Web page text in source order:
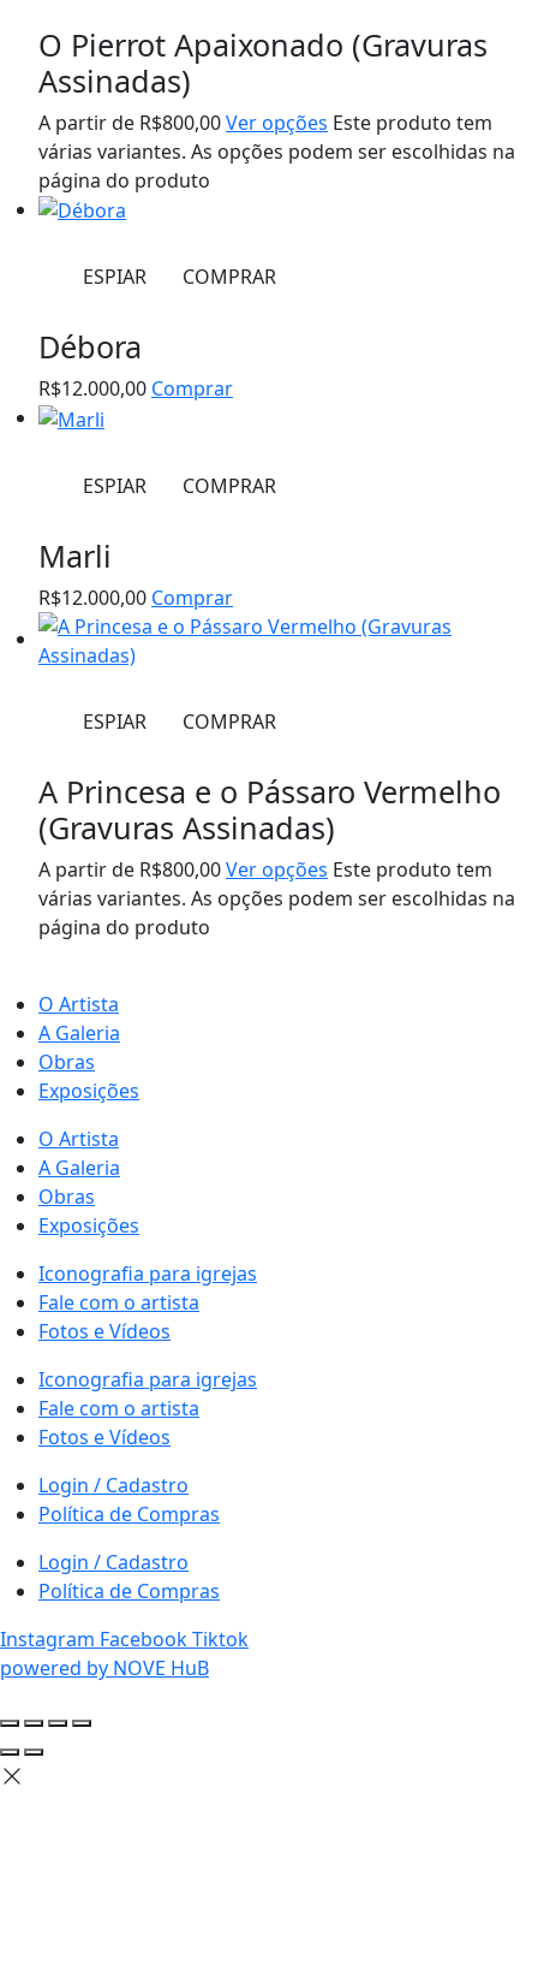
O Pierrot Apaixonado (Gravuras
Assinadas)
A partir de R$800,00Ver opções Este produto tem
várias variantes. As opções podem ser escolhidas na
página do produto
ESPIAR COMPRAR
Débora
R$12.000,00 Comprar
ESPIAR COMPRAR
Marli
R$12.000,00 Comprar
ESPIAR COMPRAR
A Princesa e o Pássaro Vermelho
(Gravuras Assinadas)
A partir de R$800,00Ver opções Este produto tem
várias variantes. As opções podem ser escolhidas na
página do produto
O Artista
A Galeria
Obras
Exposições
O Artista
A Galeria
Obras
Exposições
Iconografia para igrejas
Fale com o artista
Fotos e Vídeos
Iconografia para igrejas
Fale com o artista
Fotos e Vídeos
Login / Cadastro
Política de Compras
Login / Cadastro
Política de Compras
Instagram FacebookTiktok
powered by NOVE HuB